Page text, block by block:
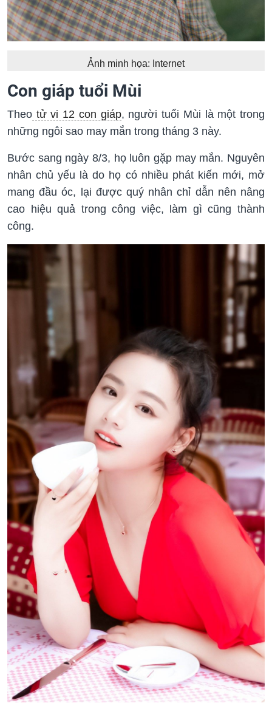
Ảnh minh họa: Internet
Con giáp tuổi Mùi
Theo tử vi 12 con giáp, người tuổi Mùi là một trong
những ngôi sao may mắn trong tháng 3 này.
Bước sang ngày 8/3, họ luôn gặp may mắn. Nguyên
nhân chủ yếu là do họ có nhiều phát kiến mới, mở
mang đầu óc, lại được quý nhân chỉ dẫn nên nâng
cao hiệu quả trong công việc, làm gì cũng thành
công.